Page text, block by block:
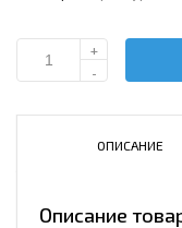
Количество
арматурный
+
-
ОПИСАНИЕ
Описание